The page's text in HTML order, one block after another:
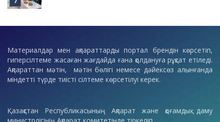
Материалдар мен ақпараттарды портал брендін көрсетіп,
гиперсілтеме жасаған жағдайда ғана қолдануға рұқсат етіледі.
Ақпараттан мәтін, мәтін бөлігі немесе дәйексөз алынғанда
міндетті түрде тиісті сілтеме көрсетілуі керек.
Қазақстан Республикасының Ақпарат және қоғамдық даму